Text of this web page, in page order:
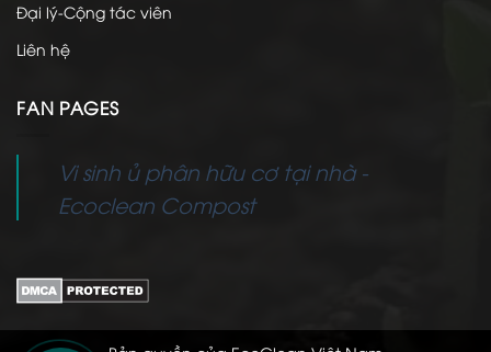
Đại lý-Cộng tác viên
Liên hệ
FAN PAGES
Vi sinh ủ phân hữu cơ tại nhà -
Ecoclean Compost